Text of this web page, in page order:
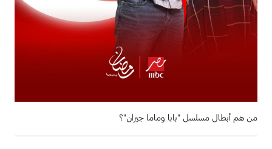
من هم أبطال مسلسل "بابا وماما جيران"؟